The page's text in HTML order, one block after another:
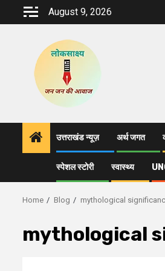
August 9, 2026
उत्तराखंड न्यूज़ अर्थ जगत
स्पेशल स्टोरी स्वास्थ्य
Home Blog mythological
mythological